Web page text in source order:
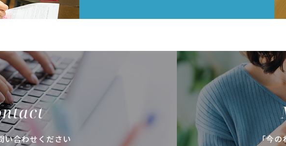
い合わせください 「今の